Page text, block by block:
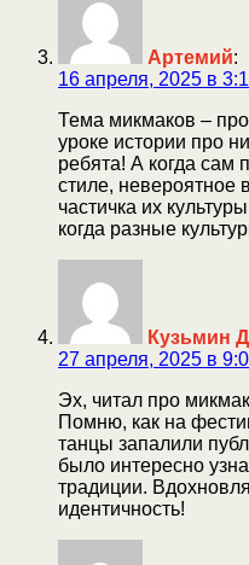
Артемий:
16 апреля, 2025 в
Тема микмаков –
уроке истории про
ребята! А когда сам
стиле, невероятное
частичка их
когда разные
Кузьмин
27 апреля, 2025 в
Эх, читал про
Помню, как на
танцы запалили
было интересно
традиции.
идентичность!